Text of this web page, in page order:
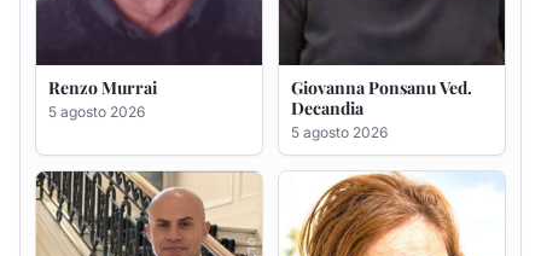
Giuseppe Saba
5 agosto 2026
Maria Antonietta Orrù
ved. Peddio
5 agosto 2026